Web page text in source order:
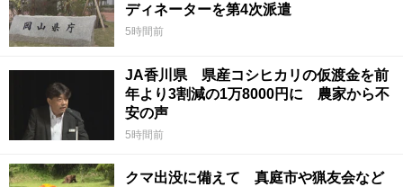
ディネーターを第4次派遣
5時間前
JA香川県 県産コシヒカリの仮渡金を前
年より3割減の1万8000円に 農家から不
安の声
5時間前
クマ出没に備えて 真庭市や猟友会など